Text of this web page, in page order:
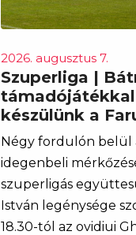
2026. augusztus 7.
Szuperliga |
támadójátékkal
készülünk a
Négy fordulón belül
idegenbeli
szuperligás
István legénysége
18.30-tól az ovidiui